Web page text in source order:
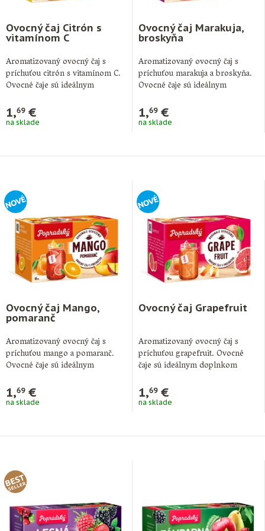
Ovocný čaj Citrón s
vitamínom C
Aromatizovaný ovocný čaj s
príchuťou citrón s vitamínom C.
Ovocné čaje sú ideálnym
1,69€
na sklade
Ovocný čaj Marakuja,
broskyňa
Aromatizovaný ovocný čaj s
príchuťou marakuja a broskyňa.
Ovocné čaje sú ideálnym
1,69€
na sklade
Ovocný čaj Mango,
pomaranč
Aromatizovaný ovocný čaj s
príchuťou mango a pomaranč.
Ovocné čaje sú ideálnym
1,69€
na sklade
Ovocný čaj Grapefruit
Aromatizovaný ovocný čaj s
príchuťou grapefruit. Ovocné
čaje sú ideálnym doplnkom
1,69€
na sklade